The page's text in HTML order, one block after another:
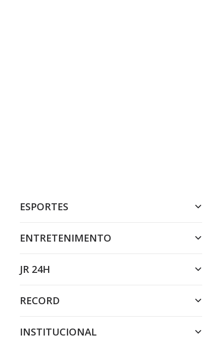
ESPORTES
ENTRETENIMENTO
JR 24H
RECORD
INSTITUCIONAL